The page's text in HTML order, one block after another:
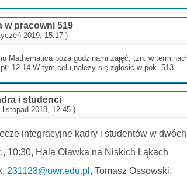
w pracowni 519
2019, 15:17 )
Mathematica poza godzinami zajęć, tzn. w
12-14 W tym celu należy się zgłosić w pok. 513.
i studenci
2018, 12:45 )
integracyjne kadry i studentów w
10:30, Hala Oławka na Niskich Łąkach
231123@uwr.edu.pl , Tomasz Ossowski,